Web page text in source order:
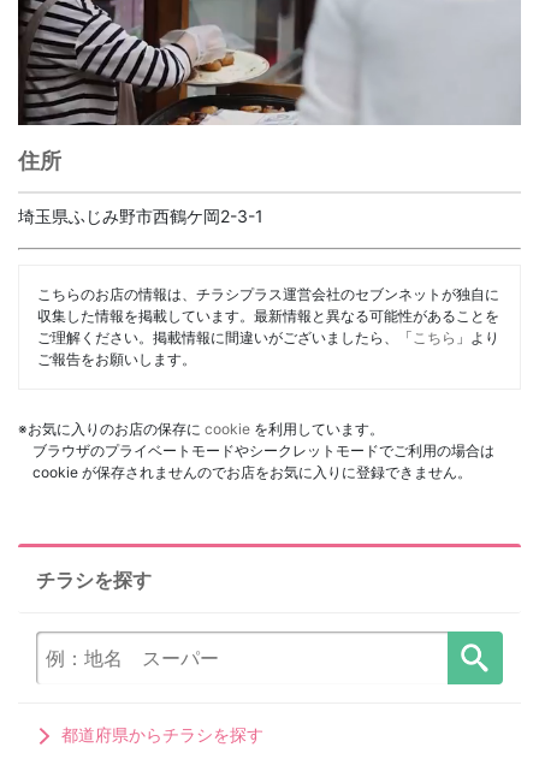
住所
埼玉県ふじみ野市西鶴ケ岡2-3-1
こちらのお店の情報は、チラシプラス運営会社のセブンネットが独自に
収集した情報を掲載しています。最新情報と異なる可能性があることを
ご理解ください。掲載情報に間違いがございましたら、「 こちら 」より
ご報告をお願いします。
※お気に入りのお店の保存に cookie を利用しています。
ブラウザのプライベートモードやシークレットモードでご利用の場合は
cookie が保存されませんのでお店をお気に入りに登録できません。
チラシを探す
都道府県からチラシを探す